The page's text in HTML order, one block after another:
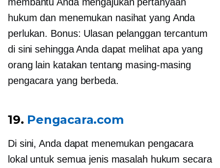
membantu Anda mengajukan pertanyaan
hukum dan menemukan nasihat yang Anda
perlukan. Bonus: Ulasan pelanggan tercantum
di sini sehingga Anda dapat melihat apa yang
orang lain katakan tentang masing-masing
pengacara yang berbeda.
19. Pengacara.com
Di sini, Anda dapat menemukan pengacara
lokal untuk semua jenis masalah hukum secara